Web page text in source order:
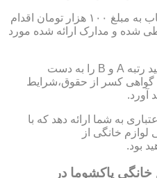
شما باید در این بانک به افتتاح حساب به مبلغ ۱۰۰ هزار تومان اقدام
شده و مدارک ارائه شده مورد
اگر در اعتبارسنجی بانک،شما بتوانید رتبه A و B را به دست
گواهی کسر از حقوق،شرایط
آورد.
به شما ارائه دهد که با
لوازم خانگی از
بود.
پاکشوما در